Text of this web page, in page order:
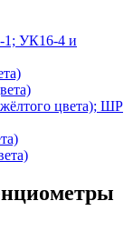
1; УК16-4 и
цвета); ШР